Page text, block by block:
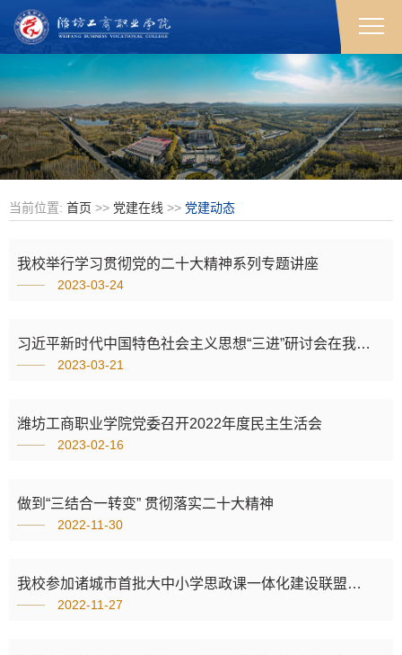
当前位置: 首页 >> 党建在线 >> 党建动态
我校举行学习贯彻党的二十大精神系列专题讲座
2023-03-24
习近平新时代中国特色社会主义思想“三进”研讨会在我校召开
2023-03-21
潍坊工商职业学院党委召开2022年度民主生活会
2023-02-16
做到“三结合一转变” 贯彻落实二十大精神
2022-11-30
我校参加诸城市首批大中小学思政课一体化建设联盟成立大会
2022-11-27